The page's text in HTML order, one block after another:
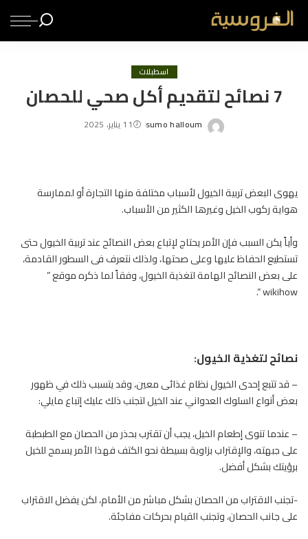
اسطبلات
7 نصائح لتقديم أكل صحي للحصان
Posted
sumo halloum 11 يناير، 2025
يهوى البعض تربيةالخيوللأسباب مختلفة منها التجارة أو لممارسة
هواية ركوب الخيل وغيرها الكثير من الأسباب.
وأياً يكن السبب فإن الأمر يحتاج لإتباع بعض النصائح عند تربية الخيول حتى
تستطيع الحفاظ عليها وعلى صحتها، ولذلك نتعرف فى السطور القادمة،
على بعض النصائح الهامة لتغذية الخيول، وفقاً لما ذكره موقع ”
wikihow “.
نصائح لتغذية الخيول:
– قد تتبع إحدىالخيولنظام غذائى معين، وقد يتسبب ذلك في ظهور
بعض أنواع السلوك العدواني عند الخيل لتجنب ذلك عليك إتباع مايلي:
– عندما تنوى إطعام الخيل، يجب أن تقترب بحذر من الحصان مع الطبطبة
على جبهته، والإقتراب بزاوية بسيطة نحو الكتف فهذا الأمر يسمح للخيل
برؤيتك بشكل أفضل.
-تجنب الاقتراب من الحصان بشكل مباشر من الأمام، لكن يفضل الاقتراب
على جانب الحصان، وتجنب القيام بحركات مفاجئة.